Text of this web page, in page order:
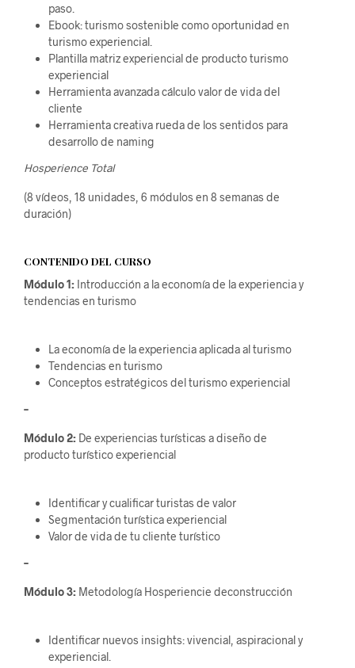
paso.
Ebook: turismo sostenible como oportunidad en
turismo experiencial.
Plantilla matriz experiencial de producto turismo
experiencial
Herramienta avanzada cálculo valor de vida del
cliente
Herramienta creativa rueda de los sentidos para
desarrollo de naming
Hosperience Total
(8 vídeos, 18 unidades, 6 módulos en 8 semanas de
duración)
CONTENIDO DEL CURSO
Módulo 1: Introducción a la economía de la experiencia y
tendencias en turismo
La economía de la experiencia aplicada al turismo
Tendencias en turismo
Conceptos estratégicos del turismo experiencial
–
Módulo 2: De experiencias turísticas a diseño de
producto turístico experiencial
Identificar y cualificar turistas de valor
Segmentación turística experiencial
Valor de vida de tu cliente turístico
–
Módulo 3: Metodología Hosperiencie deconstrucción
Identificar nuevos insights: vivencial, aspiracional y
experiencial.